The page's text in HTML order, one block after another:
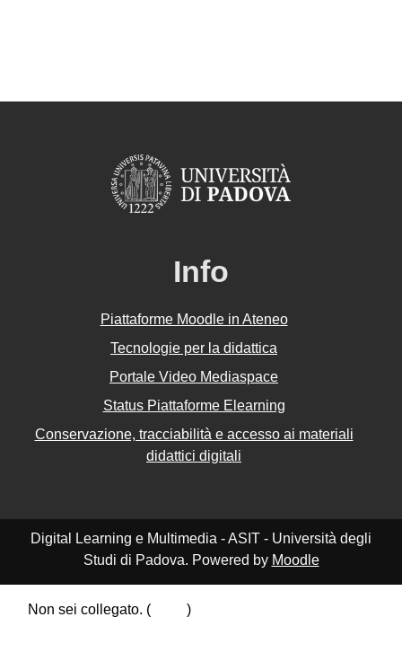
Info
Piattaforme Moodle in Ateneo
Tecnologie per la didattica
Portale Video Mediaspace
Status Piattaforme Elearning
Conservazione, tracciabilità e accesso ai materiali
didattici digitali
Digital Learning e Multimedia - ASIT - Università degli
Studi di Padova. Powered by Moodle
Non sei collegato. (
)